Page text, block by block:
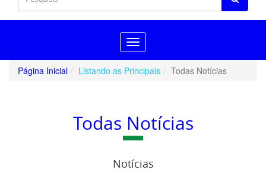
Toggle
navigation
Página Inicial
Listando as Principais Todas Notícias
Todas Notícias
Notícias